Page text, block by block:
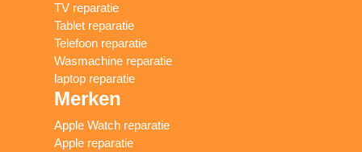
TV reparatie
Tablet reparatie
Telefoon reparatie
Wasmachine reparatie
laptop reparatie
Merken
Apple Watch reparatie
Apple reparatie